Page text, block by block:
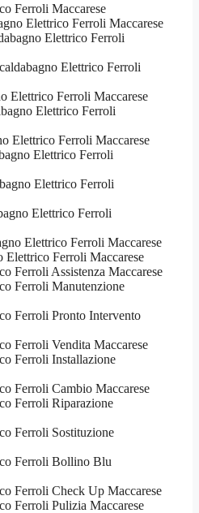
Ferroli Maccarese
Elettrico Ferroli Maccarese
Elettrico Ferroli
Elettrico Ferroli
Elettrico Ferroli Maccarese
Elettrico Ferroli
Elettrico Ferroli Maccarese
Elettrico Ferroli
Elettrico Ferroli
Elettrico Ferroli
Elettrico Ferroli Maccarese
Elettrico Ferroli Maccarese
Ferroli Assistenza Maccarese
Ferroli Manutenzione
Ferroli Pronto Intervento
Ferroli Vendita Maccarese
Ferroli Installazione
Ferroli Cambio Maccarese
Ferroli Riparazione
Ferroli Sostituzione
Ferroli Bollino Blu
Ferroli Check Up Maccarese
Ferroli Pulizia Maccarese